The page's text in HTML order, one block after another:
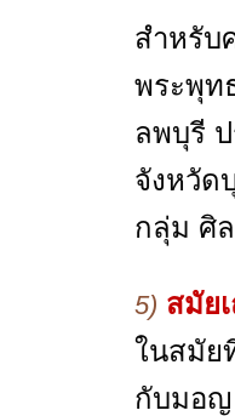
สำหรับ
พระพุท
ลพบุรี
จังหวัด
กลุ่ม ศิ
5) สมัย
ในสมัย
กับมอญ